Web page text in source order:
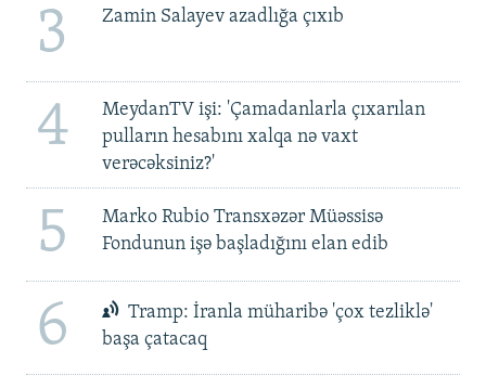
3 Zamin Salayev azadlığa çıxıb
4
MeydanTV işi: 'Çamadanlarla çıxarılan
pulların hesabını xalqa nə vaxt
verəcəksiniz?'
5
Marko Rubio Transxəzər Müəssisə
Fondunun işə başladığını elan edib
6
Tramp: İranla müharibə 'çox tezliklə'
başa çatacaq